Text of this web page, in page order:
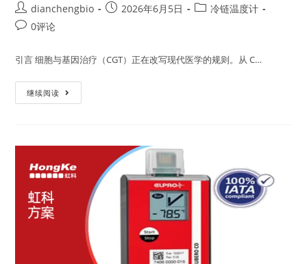
dianchengbio 2026年6月5日
冷链温度计
0评论
引言 细胞与基因治疗（CGT）正在改写现代医学的规则。从 C…
继续阅读